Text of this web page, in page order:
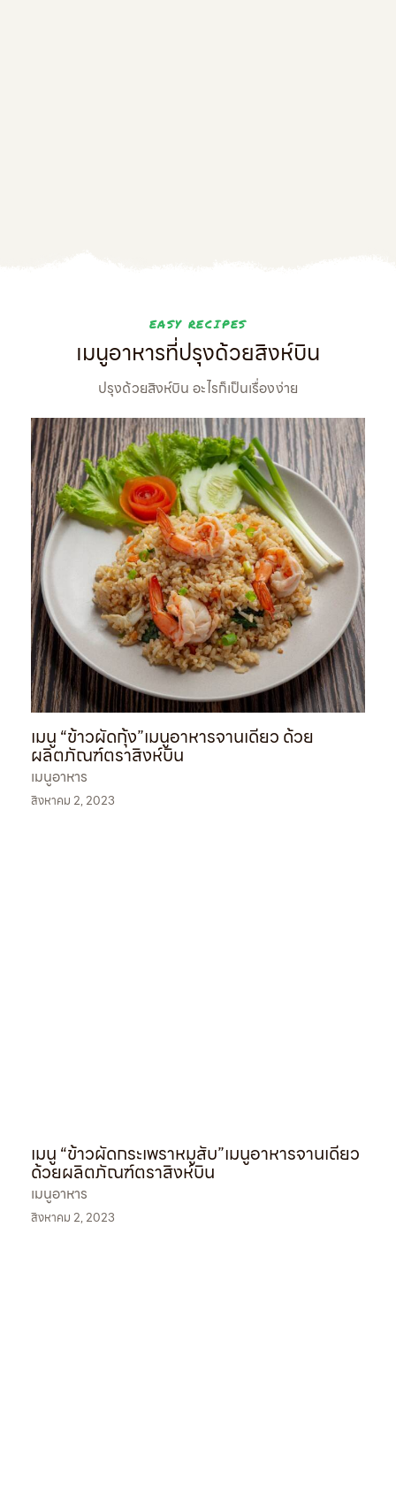
EASY RECIPES
เมนูอาหารที่ปรุงด้วยสิงห์บิน
ปรุงด้วยสิงห์บิน อะไรก็เป็นเรื่องง่าย
เมนู “ข้าวผัดกุ้ง”เมนูอาหารจานเดียว ด้วย
ผลิตภัณฑ์ตราสิงห์บิน
เมนูอาหาร
สิงหาคม 2, 2023
เมนู “ข้าวผัดกระเพราหมูสับ”เมนูอาหารจานเดียว
ด้วยผลิตภัณฑ์ตราสิงห์บิน
เมนูอาหาร
สิงหาคม 2, 2023